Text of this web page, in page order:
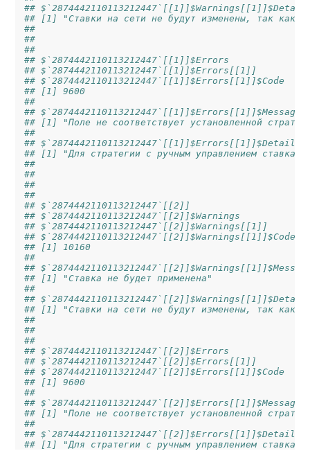
##
## [1] "Ставки на сети не будут изменены, так как
##
##
##
## $`2874442110113212447`[[1]]$Errors
## $`2874442110113212447`[[1]]$Errors[[1]]
## $`2874442110113212447`[[1]]$Errors[[1]]$Code
## [1] 9600
##
## $`2874442110113212447`[[1]]$Errors[[1]]$Message
## [1] "Поле не соответствует установленной
##
## $`2874442110113212447`[[1]]$Errors[[1]]$Details
## [1] "Для стратегии с ручным управлением
##
##
##
##
## $`2874442110113212447`[[2]]
## $`2874442110113212447`[[2]]$Warnings
## $`2874442110113212447`[[2]]$Warnings[[1]]
## $`2874442110113212447`[[2]]$Warnings[[1]]$Code
## [1] 10160
##
##
## [1] "Ставка не будет применена"
##
##
## [1] "Ставки на сети не будут изменены, так как
##
##
##
## $`2874442110113212447`[[2]]$Errors
## $`2874442110113212447`[[2]]$Errors[[1]]
## $`2874442110113212447`[[2]]$Errors[[1]]$Code
## [1] 9600
##
## $`2874442110113212447`[[2]]$Errors[[1]]$Message
## [1] "Поле не соответствует установленной
##
## $`2874442110113212447`[[2]]$Errors[[1]]$Details
## [1] "Для стратегии с ручным управлением